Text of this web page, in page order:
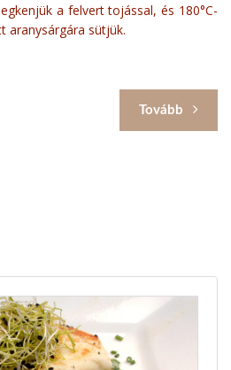
a felvert tojással, és 180°C-
aranysárgára sütjük.
Tovább